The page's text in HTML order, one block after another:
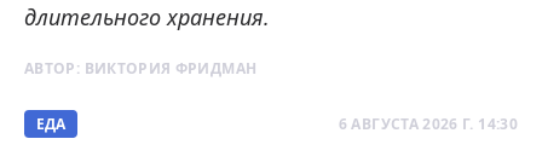
длительного хранения.
АВТОР: ВИКТОРИЯ ФРИДМАН
ЕДА 6 АВГУСТА 2026 Г. 14:30